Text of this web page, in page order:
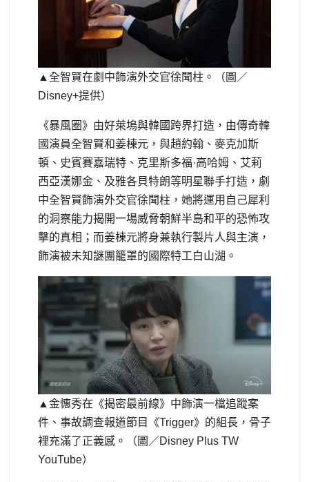
▲全智賢在劇中飾演外交官徐聞柱。（圖／
Disney+提供）
《暴風圈》由好萊塢與韓國跨界打造，由傳奇韓
國演員全智賢和姜棟元，與趙約翰、麥克加斯
頓、史賓賽嘉瑞特、克里斯多福·高哈姆、艾莉
西亞漢娜金、及雅各貝特朗等明星聯手打造，劇
中全智賢飾演外交官徐聞柱，她將運用自己犀利
的洞察能力揭開一場威脅朝鮮半島和平的恐怖攻
擊的真相；而姜棟元將身兼執行製片人與主演，
飾演被未知謎團籠罩的國際特工白山湖。
▲金憓秀在《揭密最前線》中飾演一檔追蹤案
件、事故調查報道節目《Trigger》的組長，骨子
裡充滿了正義感。（圖／Disney Plus TW
YouTube）